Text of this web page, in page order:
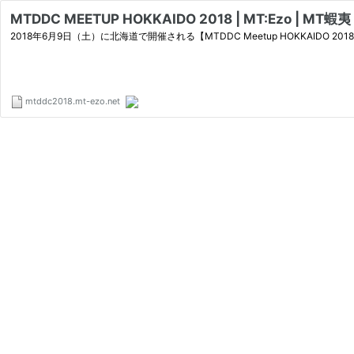
MTDDC MEETUP HOKKAIDO 2018 | MT:Ezo | MT蝦夷
2018年6月9日（土）に北海道で開催される【MTDDC Meetup HOKKAIDO 2018
mtddc2018.mt-ezo.net